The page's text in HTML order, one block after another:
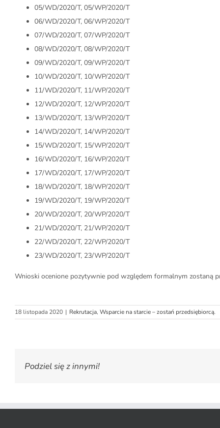
05/WD/2020/T, 05/WP/2020/T
06/WD/2020/T, 06/WP/2020/T
07/WD/2020/T, 07/WP/2020/T
08/WD/2020/T, 08/WP/2020/T
09/WD/2020/T, 09/WP/2020/T
10/WD/2020/T, 10/WP/2020/T
11/WD/2020/T, 11/WP/2020/T
12/WD/2020/T, 12/WP/2020/T
13/WD/2020/T, 13/WP/2020/T
14/WD/2020/T, 14/WP/2020/T
15/WD/2020/T, 15/WP/2020/T
16/WD/2020/T, 16/WP/2020/T
17/WD/2020/T, 17/WP/2020/T
18/WD/2020/T, 18/WP/2020/T
19/WD/2020/T, 19/WP/2020/T
20/WD/2020/T, 20/WP/2020/T
21/WD/2020/T, 21/WP/2020/T
22/WD/2020/T, 22/WP/2020/T
23/WD/2020/T, 23/WP/2020/T
Wnioski ocenione pozytywnie pod względem formalnym zostaną
18 listopada 2020 | Rekrutacja, Wsparcie na starcie – zostań przedsiębiorcą.
Podziel się z innymi!